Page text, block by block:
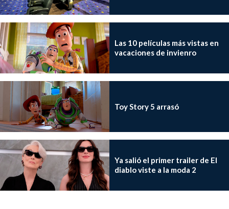
Las 10 películas más vistas en
vacaciones de invienro
Toy Story 5 arrasó
Ya salió el primer trailer de El
diablo viste a la moda 2